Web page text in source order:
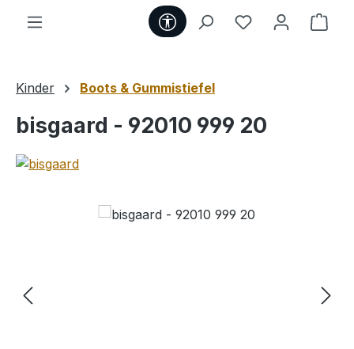
Werkzeugleiste anzeigen
Du hast 0
Kinder Boots & Gummistiefel
bisgaard - 92010 999 20
Bildergalerie überspringen